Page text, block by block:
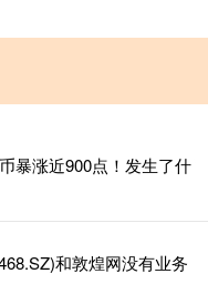
暴涨近900点！发生了什
和敦煌网没有业务